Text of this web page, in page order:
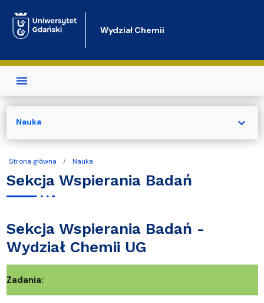
Wydział Chemii
Strona główna Nauka
Sekcja Wspierania Badań
Sekcja Wspierania Badań -
Wydział Chemii UG
Zadania:
Nauka expand_more